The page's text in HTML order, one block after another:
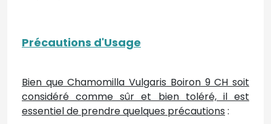
Précautions d'Usage
Bien que Chamomilla Vulgaris Boiron 9 CH soit
considéré comme sûr et bien toléré, il est
essentiel de prendre quelques précautions :